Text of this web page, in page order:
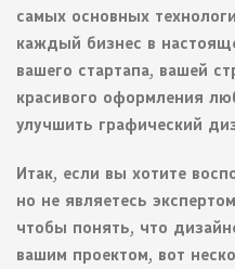
самых основных
каждый бизнес в
вашего стартапа, вашей
красивого оформления
улучшить графический
Итак, если вы хотите
но не являетесь
чтобы понять, что
вашим проектом, вот